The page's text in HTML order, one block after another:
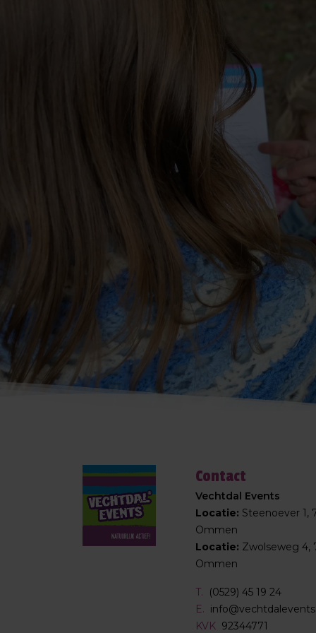
Contact
Vechtdal Events
Locatie: Steenoever 1,
Ommen
Locatie: Zwolseweg 4,
Ommen
T.
(0529) 45 19 24
E.
KVK 92344771